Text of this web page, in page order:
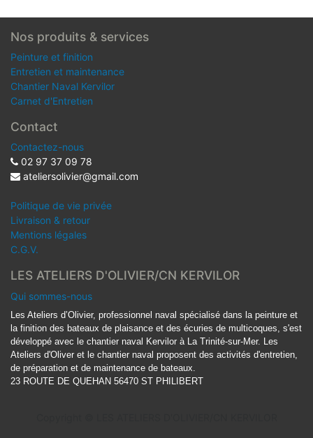
Nos produits & services
Peinture et finition
Entretien et maintenance
Chantier Naval Kervilor
Carnet d'Entretien
Contact
Contactez-nous
02 97 37 09 78
ateliersolivier@gmail.com
Politique de vie privée
Livraison & retour
Mentions légales
C.G.V.
LES ATELIERS D'OLIVIER/CN KERVILOR
Qui sommes-nous
Les Ateliers d’Olivier, professionnel naval spécialisé dans la peinture et
la finition des bateaux de plaisance et des écuries de multicoques, s'est
développé avec le chantier naval Kervilor à La Trinité-sur-Mer. Les
Ateliers d'Oliver et le chantier naval proposent des activités d'entretien,
de préparation et de maintenance de bateaux.
23 ROUTE DE QUEHAN 56470 ST PHILIBERT